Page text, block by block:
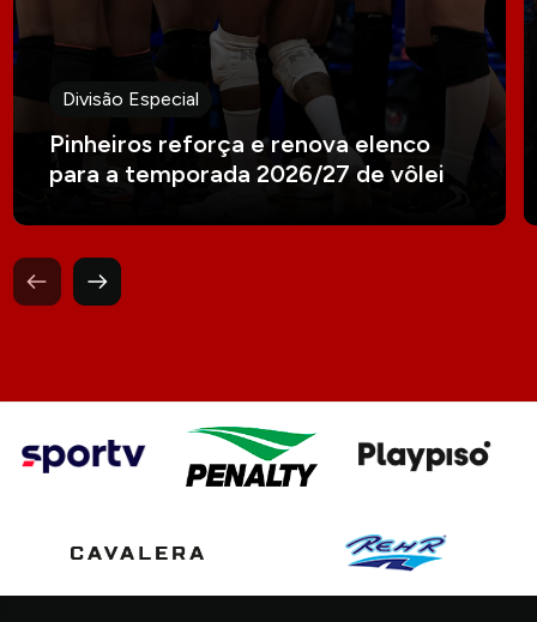
Divisão Especial
Pinheiros reforça e renova elenco
para a temporada 2026/27 de vôlei